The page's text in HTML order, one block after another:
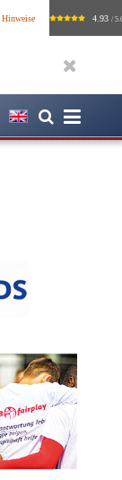
Hinweise 4.93 /